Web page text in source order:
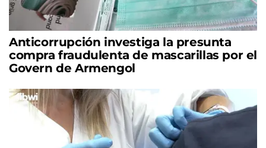
Anticorrupción investiga la presunta
compra fraudulenta de mascarillas por el
Govern de Armengol